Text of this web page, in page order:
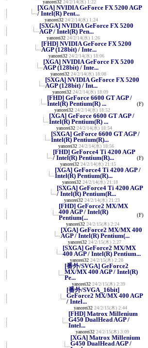
yanorei32 24/2/14(水) 1:22
[XGA] NVIDIA GeForce FX 5200 AGP
/ Intel(R) Pent...
yanorei32 24/2/14(水) 1:24
[SXGA] NVIDIA GeForce FX 5200
AGP / Intel(R) Pen...
yanorei32 24/2/14(水) 1:26
[FHD] NVIDIA GeForce FX 5200
AGP (128bit) / Inte...
yanorei32 24/2/14(水) 18:06
[XGA] NVIDIA GeForce FX 5200
AGP (128bit) / Inte...
yanorei32 24/2/14(水) 18:08
[SXGA] NVIDIA GeForce FX 5200
AGP (128bit) / Int...
yanorei32 24/2/14(水) 18:09
[FHD] GeForce 6600 GT AGP /
Intel(R) Pentium(R) ...
yanorei32 24/2/14(水) 18:52
(F)
[XGA] GeForce 6600 GT AGP /
Intel(R) Pentium(R) ...
yanorei32 24/2/14(水) 18:54
[SXGA] GeForce 6600 GT AGP /
Intel(R) Pentium(R)...
yanorei32 24/2/14(水) 18:56
[FHD] GeForce4 Ti 4200 AGP
/ Intel(R) Pentium(R)...
yanorei32 24/2/14(水) 21:15
(F)
[XGA] GeForce4 Ti 4200 AGP /
Intel(R) Pentium(R)...
yanorei32 24/2/14(水) 21:18
[SXGA] GeForce4 Ti 4200 AGP
/ Intel(R) Pentium(R...
yanorei32 24/2/14(水) 21:23
[FHD] GeForce2 MX/MX
400 AGP / Intel(R)
Pentium(...
yanorei32 24/2/15(木) 2:24
(F)
[XGA] GeForce2 MX/MX 400
AGP / Intel(R) Pentium(...
yanorei32 24/2/15(木) 2:27
[SXGA] GeForce2 MX/MX
400 AGP / Intel(R) Pentium...
yanorei32 24/2/15(木) 2:28
[番外/SVGA] GeForce2
MX/MX 400 AGP / Intel(R)
Pe...
yanorei32 24/2/15(木) 2:39
[番外/SVGA_16bit]
GeForce2 MX/MX 400 AGP
/ Intel...
yanorei32 24/2/15(木) 2:44
[FHD] Matrox Millenium
G450 DualHead AGP /
Intel...
yanorei32 24/2/15(木) 3:09
[XGA] Matrox Millenium
G450 DualHead AGP /